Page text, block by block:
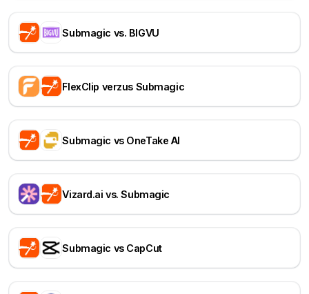
Submagic vs. BIGVU
FlexClip verzus Submagic
Submagic vs OneTake AI
Vizard.ai vs. Submagic
Submagic vs CapCut